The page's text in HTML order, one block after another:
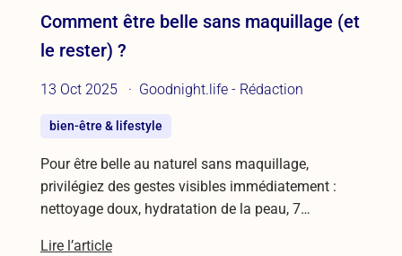
Comment être belle sans maquillage (et
le rester) ?
13 Oct 2025 Goodnight.life - Rédaction
bien-être & lifestyle
Pour être belle au naturel sans maquillage,
privilégiez des gestes visibles immédiatement :
nettoyage doux, hydratation de la peau, 7…
Lire l’article